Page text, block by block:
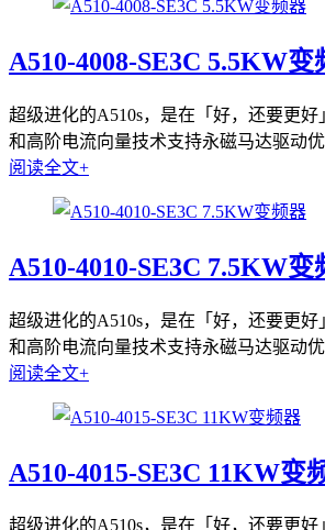
A510-4008-SE3C 5.5KW变
超级进化的A510s，是在「好，还要更
和高阶电流向量技术支持永磁马达驱动
阅读全文+
A510-4010-SE3C 7.5KW变
超级进化的A510s，是在「好，还要更
和高阶电流向量技术支持永磁马达驱动
阅读全文+
A510-4015-SE3C 11KW变
超级进化的A510s，是在「好，还要更